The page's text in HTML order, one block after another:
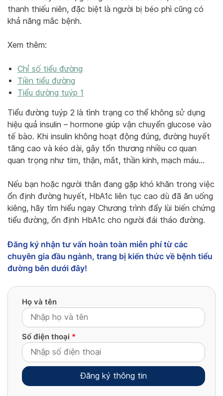
thanh thiếu niên, đặc biệt là người bị béo phì cũng có
khả năng mắc bệnh.
Xem thêm:
Chỉ số tiểu đường
Tiền tiểu đường
Tiểu dường tuýp 1
Tiểu đường tuýp 2 là tình trạng cơ thể không sử dụng
hiệu quả insulin – hormone giúp vận chuyển glucose vào
tế bào. Khi insulin không hoạt động đúng, đường huyết
tăng cao và kéo dài, gây tổn thương nhiều cơ quan
quan trọng như tim, thận, mắt, thần kinh, mạch máu…
Nếu bạn hoặc người thân đang gặp khó khăn trong việc
ổn định đường huyết, HbA1c liên tục cao dù đã ăn uống
kiêng, hãy tìm hiểu ngay Chương trình đẩy lùi biến chứng
tiểu đường, ổn định HbA1c cho người đái tháo đường.
Đăng ký nhận tư vấn hoàn toàn miễn phí từ các
chuyên gia đầu ngành, trang bị kiến thức về bệnh tiểu
đường bên dưới đây!
Họ và tên
Số điện thoại *